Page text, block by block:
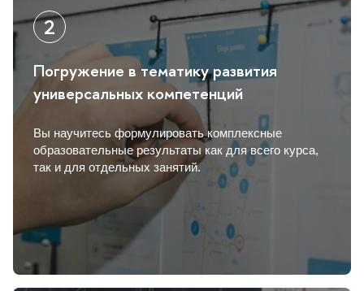
Погружение в тематику развития
универсальных компетенций
ы научитесь формулировать комплексные
образовательные результаты как для всего курса,
так и для отдельных занятий.